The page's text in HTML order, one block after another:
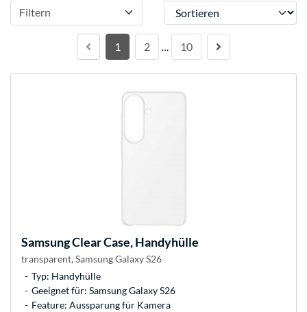
Filtern Sortieren
1 2 … 10
SamsungClear Case, Handyhülle
transparent, Samsung Galaxy S26
Typ: Handyhülle
Geeignet für: Samsung Galaxy S26
Feature: Aussparung für Kamera